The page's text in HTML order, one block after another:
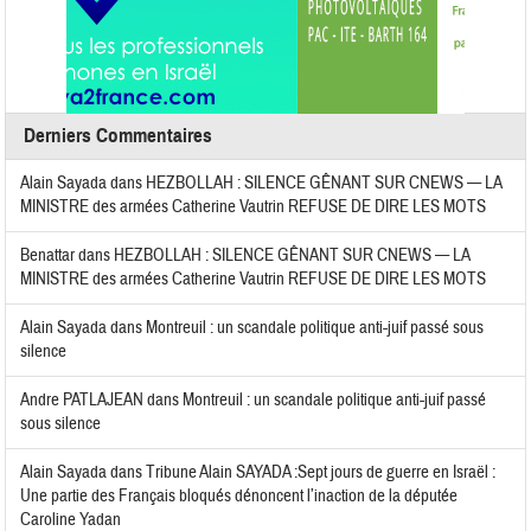
Derniers Commentaires
Alain Sayadadans HEZBOLLAH : SILENCE GÊNANT SUR CNEWS — LA
MINISTRE des armées Catherine Vautrin REFUSE DE DIRE LES MOTS
Benattardans HEZBOLLAH : SILENCE GÊNANT SUR CNEWS — LA
MINISTRE des armées Catherine Vautrin REFUSE DE DIRE LES MOTS
Alain Sayadadans Montreuil : un scandale politique anti-juif passé sous
silence
Andre PATLAJEAN dans Montreuil : un scandale politique anti-juif passé
sous silence
Alain SayadadansTribune Alain SAYADA :Sept jours de guerre en Israël :
Une partie des Français bloqués dénoncent l’inaction de la députée
Caroline Yadan